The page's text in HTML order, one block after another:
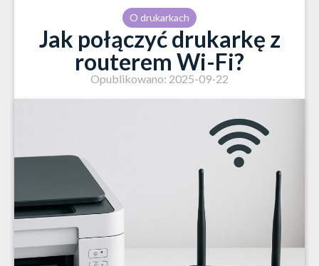
O drukarkach
Jak połączyć drukarkę z
routerem Wi-Fi?
Opublikowano: 2025-09-22